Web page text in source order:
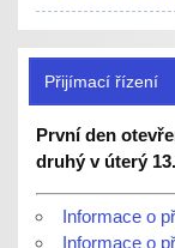
Přijímací řízení
První den
druhý v úterý
Informace o
Informace o